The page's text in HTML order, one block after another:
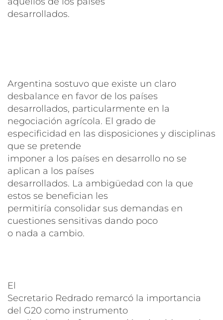
desarrollados.
Argentina sostuvo que existe un claro
desbalance en favor de los países
desarrollados, particularmente en la
negociación agrícola. El grado de
especificidad en las disposiciones y disciplinas
que se pretende
imponer a los países en desarrollo no se
aplican a los países
desarrollados. La ambigüedad con la que
estos se benefician les
permitiría consolidar sus demandas en
cuestiones sensitivas dando poco
o nada a cambio.
El
Secretario Redrado remarcó la importancia
del G20 como instrumento